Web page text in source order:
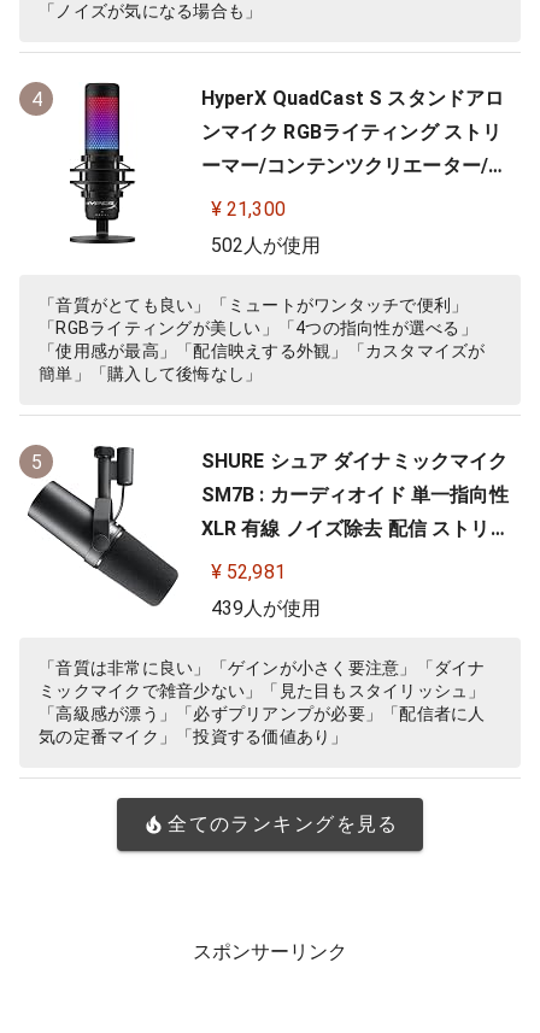
「ノイズが気になる場合も」
4
HyperX QuadCast S スタンドアロ
ンマイク RGBライティング ストリ
ーマー/コンテンツクリエーター/ゲ
ーマー向け/PC,PS4使用可能 2年保
証 HMIQ1S-XX-RG/G (4P5P7AA)
¥ 21,300
502人が使用
「音質がとても良い」「ミュートがワンタッチで便利」
「RGBライティングが美しい」「4つの指向性が選べる」
「使用感が最高」「配信映えする外観」「カスタマイズが
簡単」「購入して後悔なし」
5
SHURE シュア ダイナミックマイク
SM7B : カーディオイド 単一指向性
XLR 有線 ノイズ除去 配信 ストリー
ミング 音声 音楽 演奏 録音 レコーデ
ィング YouTube 実況 ゲーム ゲーミ
宅録 テレワーク【国内正規品/メー
カー保証2年】
¥ 52,981
439人が使用
「音質は非常に良い」「ゲインが小さく要注意」「ダイナ
ミックマイクで雑音少ない」「見た目もスタイリッシュ」
「高級感が漂う」「必ずプリアンプが必要」「配信者に人
気の定番マイク」「投資する価値あり」
全てのランキングを見る
スポンサーリンク